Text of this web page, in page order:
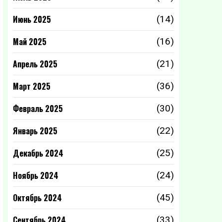
Июнь 2025 (14)
Май 2025 (16)
Апрель 2025 (21)
Март 2025 (36)
Февраль 2025 (30)
Январь 2025 (22)
Декабрь 2024 (25)
Ноябрь 2024 (24)
Октябрь 2024 (45)